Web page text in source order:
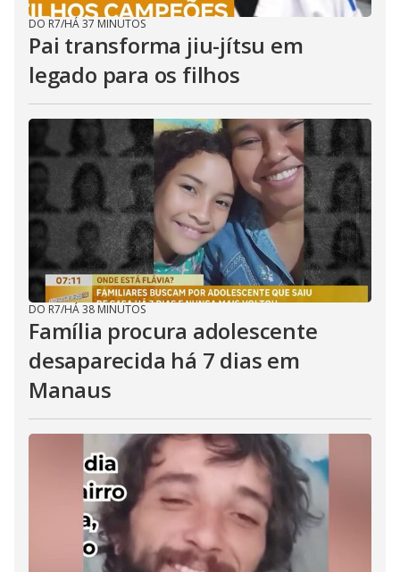
DO R7/HÁ 37 MINUTOS
Pai transforma jiu-jítsu em
legado para os filhos
DO R7/HÁ 38 MINUTOS
Família procura adolescente
desaparecida há 7 dias em
Manaus